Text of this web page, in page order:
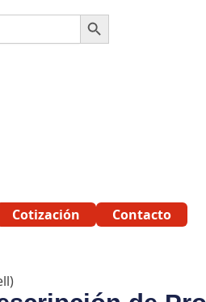
SEARCH BUTTON
Cotización Contacto